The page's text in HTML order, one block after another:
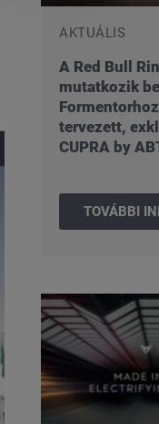
AKTUÁLIS
A Red Bull
mutatkozik
tervezett,
CUPRA by
TOVÁBBI